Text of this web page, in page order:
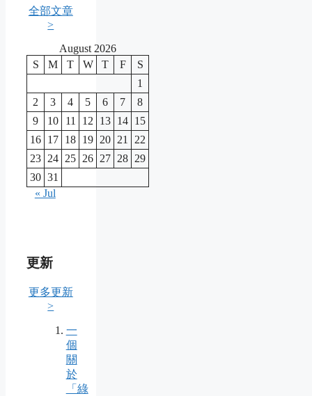
全部文章
>
August 2026
S
M T W T F
S
1
2
3 4 5 6 7
8
9
10 11 12 13 14 15
16 17 18 19 20 21
22
23 24 25 26 27 28 29
30 31
« Jul
更新
更多更新
>
一
個
關
於
「綠